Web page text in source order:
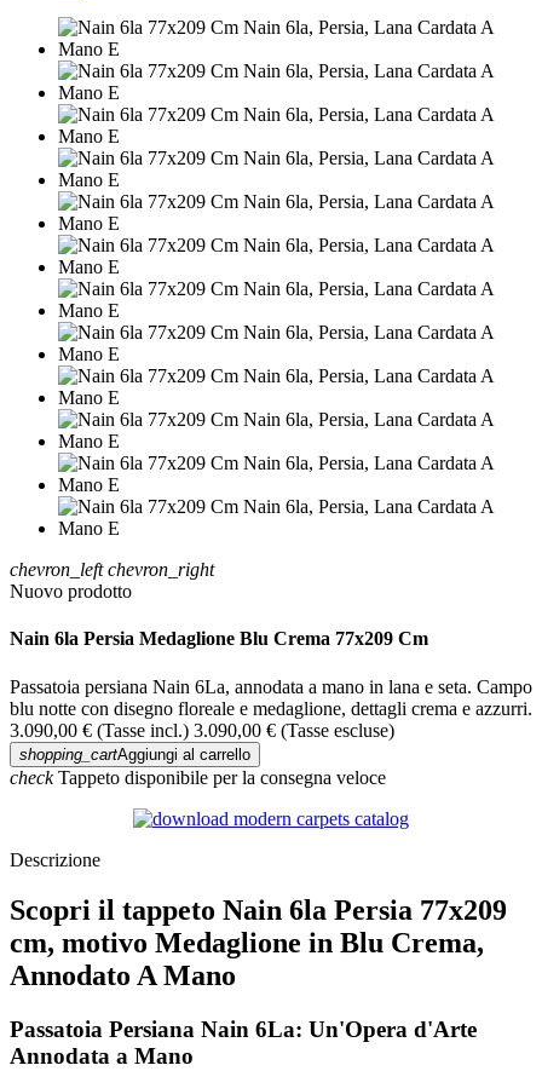
chevron_left chevron_right
Nuovo prodotto
Nain 6la Persia Medaglione Blu Crema 77x209 Cm
Passatoia persiana Nain 6La, annodata a mano in lana e seta. Campo
blu notte con disegno floreale e medaglione, dettagli crema e azzurri.
3.090,00 € (Tasse incl.) 3.090,00 € (Tasse escluse)
shopping_cartAggiungi al carrello
checkTappeto disponibile per la consegna veloce
Descrizione
Scopri il tappeto Nain 6la Persia 77x209
cm, motivo Medaglione in Blu Crema,
Annodato A Mano
Passatoia Persiana Nain 6La: Un'Opera d'Arte
Annodata a Mano